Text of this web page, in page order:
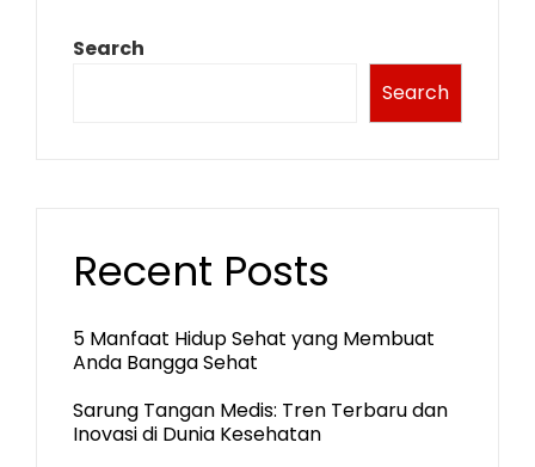
Search
Search
Recent Posts
5 Manfaat Hidup Sehat yang Membuat
Anda Bangga Sehat
Sarung Tangan Medis: Tren Terbaru dan
Inovasi di Dunia Kesehatan